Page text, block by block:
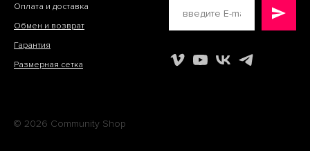
Оплата и доставка
Обмен и возврат
Гарантия
Размерная сетка
© 2026 Community Shop